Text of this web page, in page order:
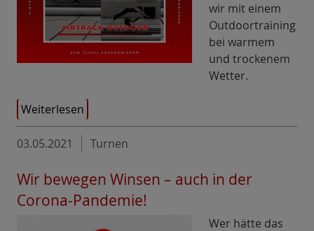
wir mit einem
Outdoortraining
bei warmem
und trockenem
Wetter.
Weiterlesen
03.05.2021 Turnen
Wir bewegen Winsen – auch in der
Corona-Pandemie!
Wer hätte das